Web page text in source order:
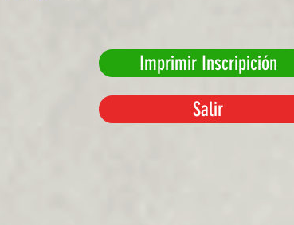
Imprimir Inscripición
Salir